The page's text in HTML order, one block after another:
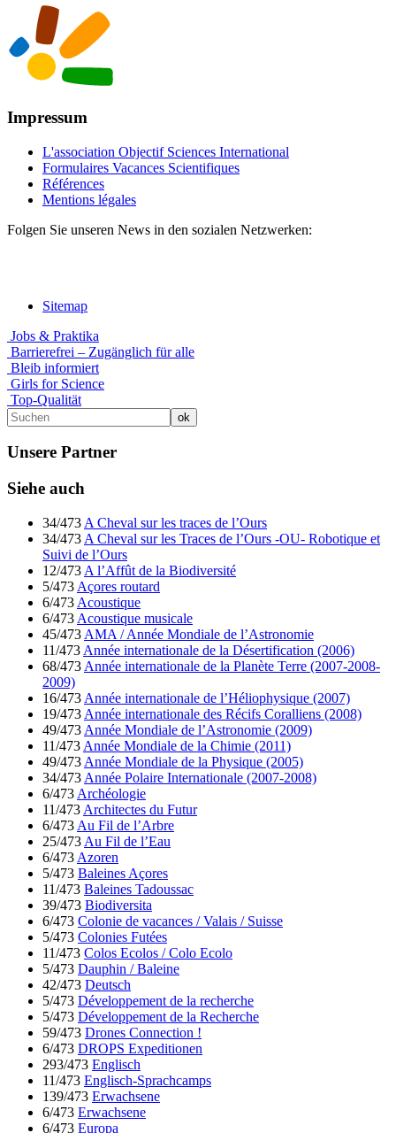
Impressum
L'association Objectif Sciences International
Formulaires Vacances Scientifiques
Références
Mentions légales
Folgen Sie unseren News in den sozialen Netzwerken:
Sitemap
Jobs & Praktika
Barrierefrei – Zugänglich für alle
Bleib informiert
Girls for Science
Top-Qualität
Unsere Partner
Siehe auch
34/473 A Cheval sur les traces de l’Ours
34/473 A Cheval sur les Traces de l’Ours -OU- Robotique et
Suivi de l’Ours
12/473 A l’Affût de la Biodiversité
5/473 Açores routard
6/473 Acoustique
6/473 Acoustique musicale
45/473 AMA / Année Mondiale de l’Astronomie
11/473 Année internationale de la Désertification (2006)
68/473 Année internationale de la Planète Terre (2007-2008-
2009)
16/473 Année internationale de l’Héliophysique (2007)
19/473 Année internationale des Récifs Coralliens (2008)
49/473 Année Mondiale de l’Astronomie (2009)
11/473 Année Mondiale de la Chimie (2011)
49/473 Année Mondiale de la Physique (2005)
34/473 Année Polaire Internationale (2007-2008)
6/473 Archéologie
11/473 Architectes du Futur
6/473 Au Fil de l’Arbre
25/473 Au Fil de l’Eau
6/473 Azoren
5/473 Baleines Açores
11/473 Baleines Tadoussac
39/473 Biodiversita
6/473 Colonie de vacances / Valais / Suisse
5/473 Colonies Futées
11/473 Colos Ecolos / Colo Ecolo
5/473 Dauphin / Baleine
42/473 Deutsch
5/473 Développement de la recherche
5/473 Développement de la Recherche
59/473 Drones Connection !
6/473 DROPS Expeditionen
293/473 Englisch
11/473 Englisch-Sprachcamps
139/473 Erwachsene
6/473 Erwachsene
6/473 Europa